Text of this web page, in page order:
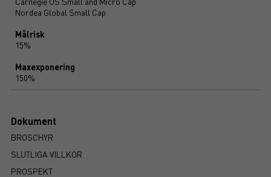
Nordea Global Small Cap
Målrisk
15%
Maxexponering
150%
Dokument
BROSCHYR
SLUTLIGA VILLKOR
PROSPEKT